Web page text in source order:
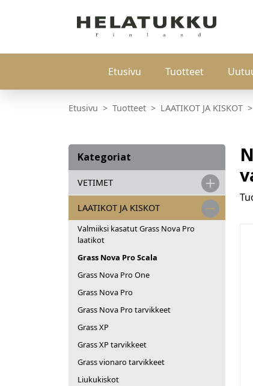
Etusivu Tuotteet
Etusivu Tuotteet LAATIKOT JA KISKOT
Kategoriat
VETIMET
LAATIKOT JA KISKOT
Valmiiksi kasatut Grass Nova Pro
laatikot
Grass Nova Pro Scala
Grass Nova Pro One
Grass Nova Pro
Grass Nova Pro tarvikkeet
Grass XP
Grass XP tarvikkeet
Grass vionaro tarvikkeet
Liukukiskot